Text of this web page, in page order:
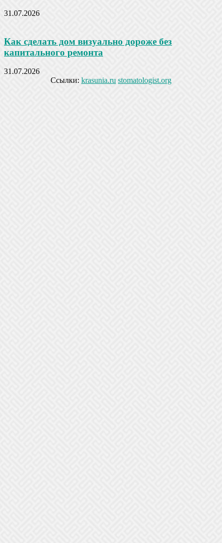
31.07.2026
Как сделать дом визуально дороже без
капитального ремонта
31.07.2026
Ссылки: krasunia.ru stomatologist.org